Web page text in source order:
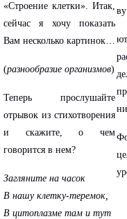
«Строение клетки». Итак,
сейчас я хочу показать
Вам несколько картинок…
(разнообразие организмов)
Теперь прослушайте
отрывок из стихотворения
и скажите, о чем
говорится в нем?
Загляните на часок
В нашу клетку-теремок,
В цитоплазме там и тут
ву